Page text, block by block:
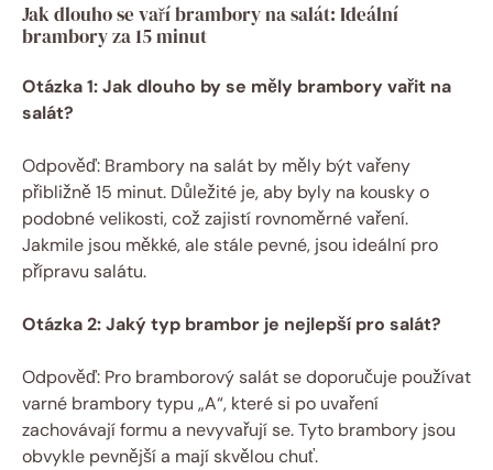
Jak dlouho se vaří brambory na salát: Ideální
brambory za 15 minut
Otázka 1: Jak dlouho by se měly brambory vařit na
salát?
Odpověď: Brambory na salát by měly být vařeny
přibližně 15 minut. Důležité je, aby byly na kousky o
podobné velikosti, což zajistí rovnoměrné vaření.
Jakmile jsou měkké, ale stále pevné, jsou ideální pro
přípravu salátu.
Otázka 2: Jaký typ brambor je nejlepší pro salát?
Odpověď: Pro bramborový salát se doporučuje používat
varné brambory typu „A“, které si po uvaření
zachovávají formu a nevyvařují se. Tyto brambory jsou
obvykle pevnější a mají skvělou chuť.